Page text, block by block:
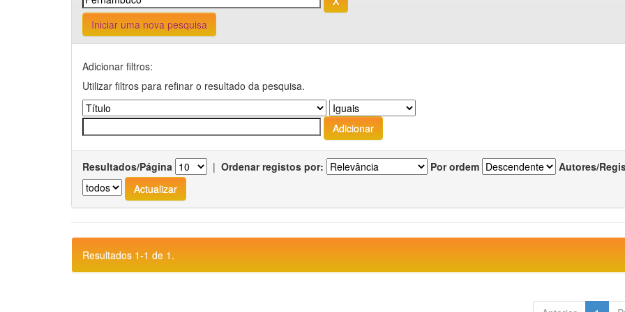
Iniciar uma nova pesquisa
Adicionar filtros:
Utilizar filtros para refinar o resultado da pesquisa.
Resultados/Página | Ordenar registos por: Por ordem Autores/
Resultados 1-1 de 1.